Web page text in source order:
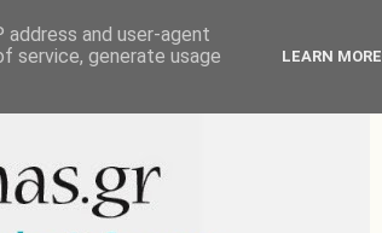
and user-agent
service, generate usage
LEARN MORE